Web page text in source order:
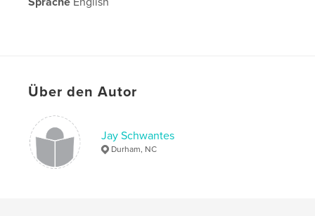
Über den Autor
Jay Schwantes
Durham, NC